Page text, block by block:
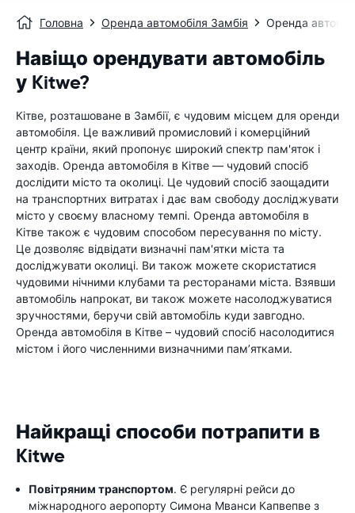
Головна Оренда автомобіля Замбія Оренда
Навіщо орендувати автомобіль
у Kitwe?
Кітве, розташоване в Замбії, є чудовим місцем для оренди
автомобіля. Це важливий промисловий і комерційний
центр країни, який пропонує широкий спектр пам'яток і
заходів. Оренда автомобіля в Кітве — чудовий спосіб
дослідити місто та околиці. Це чудовий спосіб заощадити
на транспортних витратах і дає вам свободу досліджувати
місто у своєму власному темпі. Оренда автомобіля в
Кітве також є чудовим способом пересування по місту.
Це дозволяє відвідати визначні пам'ятки міста та
досліджувати околиці. Ви також можете скористатися
чудовими нічними клубами та ресторанами міста. Взявши
автомобіль напрокат, ви також можете насолоджуватися
зручностями, беручи свій автомобіль куди завгодно.
Оренда автомобіля в Кітве – чудовий спосіб насолодитися
містом і його численними визначними пам’ятками.
Найкращі способи потрапити в
Kitwe
Повітряним транспортом. Є регулярні рейси до
міжнародного аеропорту Симона Мванси Капвепве з